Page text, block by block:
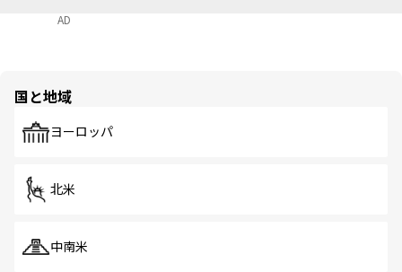
AD
国と地域
ヨーロッパ
北米
中南米